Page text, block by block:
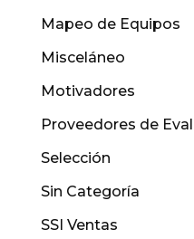
Mapeo de Equipos
Misceláneo
Motivadores
Proveedores de
Selección
Sin Categoría
SSI Ventas